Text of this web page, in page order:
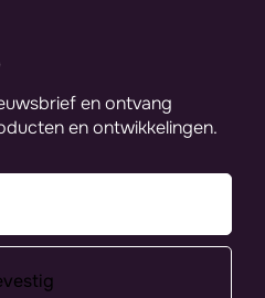
en ontvang
en ontwikkelingen.